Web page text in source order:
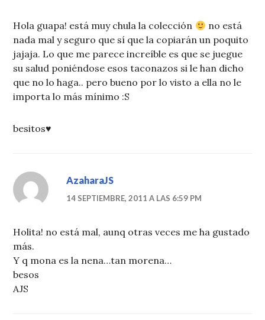
Hola guapa! está muy chula la colección
no está
nada mal y seguro que sí que la copiarán un poquito
jajaja. Lo que me parece increíble es que se juegue
su salud poniéndose esos taconazos si le han dicho
que no lo haga.. pero bueno por lo visto a ella no le
importa lo más mínimo :S
besitos♥
AzaharaJS
14 SEPTIEMBRE, 2011 A LAS 6:59 PM
Holita! no está mal, aunq otras veces me ha gustado
más.
Y q mona es la nena…tan morena…
besos
AJS